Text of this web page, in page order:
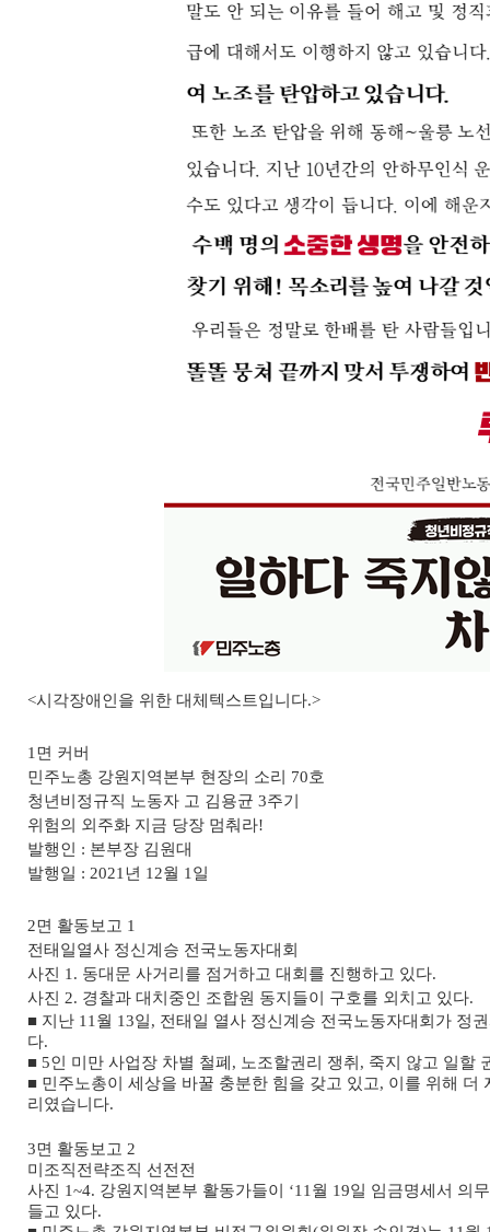
<시각장애인을 위한 대체텍스트입니다.>
1 면 커버
민주노총 강원지역본부 현장의 소리 70호
청년비정규직 노동자 고 김용균 3주기
위험의 외주화 지금 당장 멈춰라!
발행인 : 본부장 김원대
발행일 : 2021 년 12월 1 일
2면 활동보고 1
전태일열사 정신계승 전국노동자대회
사진 1. 동대문 사거리를 점거하고 대회를 진행하고 있다.
사진 2. 경찰과 대치중인 조합원 동지들이 구호를 외치고 있다.
■ 지난 11 월 13일, 전태일 열사 정신계승 전국노동자대회가 정
다.
■ 5인 미만 사업장 차별 철폐 , 노조할권리 쟁취 , 죽지 않고 일할
■ 민주노총이 세상을 바꿀 충분한 힘을 갖고 있고, 이를 위해 더
리였습니다.
3면 활동보고 2
미조직전략조직 선전전
사진 1~4. 강원지역본부 활동가들이 ‘11 월 19일 임금명세서 의
들고 있다.